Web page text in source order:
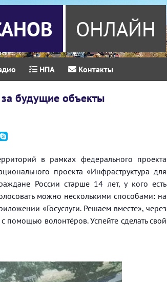
ОНЛАЙН
НПА Контакты
будущие объекты
в рамках федерального проекта
проекта «Инфраструктура для
России старше 14 лет, у кого есть
можно несколькими способами: на
«Госуслуги. Решаем вместе», через
волонтёров. Успейте сделать свой